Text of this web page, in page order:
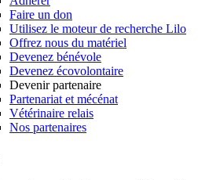
Faire un don
Utilisez le moteur de recherche Lilo
Offrez nous du matériel
Devenez bénévole
Devenez écovolontaire
Devenir partenaire
Partenariat et mécénat
Vétérinaire relais
Nos partenaires